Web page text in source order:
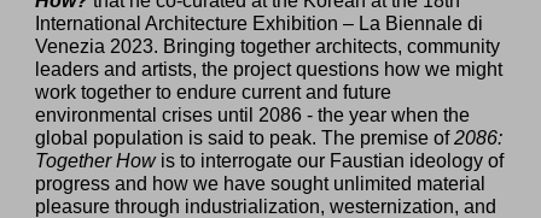
International Architecture Exhibition – La Biennale di
Venezia 2023. Bringing together architects, community
leaders and artists, the project questions how we might
work together to endure current and future
environmental crises until 2086 - the year when the
global population is said to peak. The premise of2086:
Together Howis to interrogate our Faustian ideology of
progress and how we have sought unlimited material
pleasure through industrialization, westernization, and